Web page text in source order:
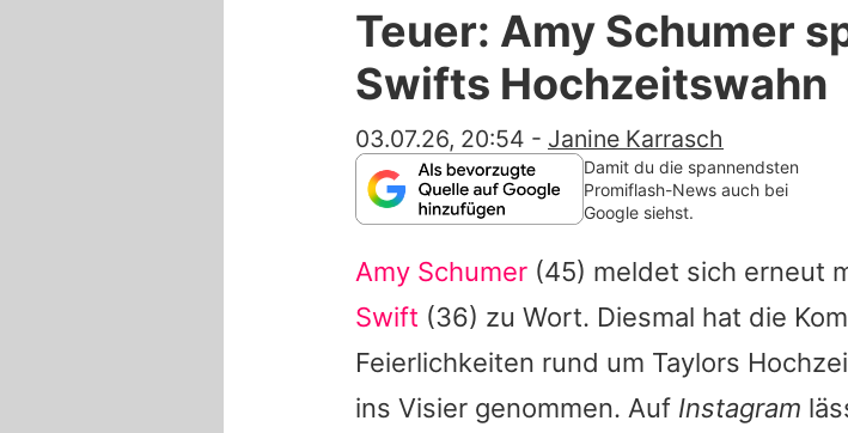
Filme &
Familie &
App
Teuer: Amy Schumer
Swifts Hochzeitswahn
03.07.26, 20:54 - Janine Karrasch
Damit du die spannendsten
Promiflash-News auch bei
Google siehst.
Amy Schumer (45) meldet sich erneut
Swift (36) zu Wort. Diesmal hat die
Feierlichkeiten rund um Taylors
ins Visier genommen. Auf Instagram